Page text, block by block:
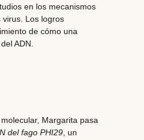
en los mecanismos
virus. Los logros
de cómo una
ADN.
Margarita pasa
del fago PHI29 , un